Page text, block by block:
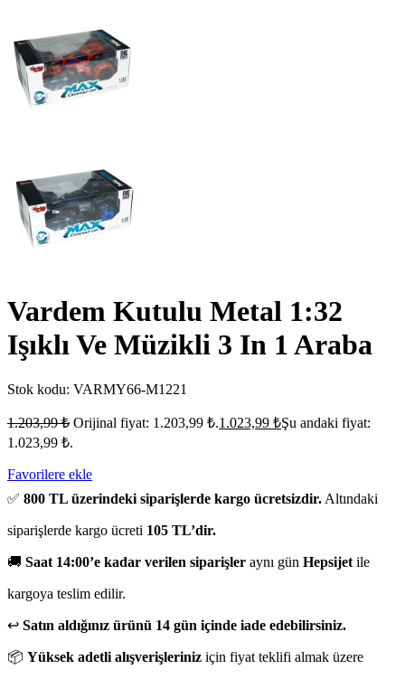
Vardem Kutulu Metal 1:32
Işıklı Ve Müzikli 3 In 1 Araba
Stok kodu: VARMY66-M1221
1.203,99₺ Orijinal fiyat: 1.203,99 ₺.1.023,99 ₺Şu andaki fiyat:
1.023,99 ₺.
Favorilere ekle
✅ 800 TL üzerindeki siparişlerde kargo ücretsizdir. Altındaki
siparişlerde kargo ücreti 105 TL’dir.
🚚 Saat 14:00’e kadar verilen siparişler aynı gün Hepsijet ile
kargoya teslim edilir.
↩️ Satın aldığınız ürünü 14 gün içinde iade edebilirsiniz.
📦 Yüksek adetli alışverişleriniz için fiyat teklifi almak üzere